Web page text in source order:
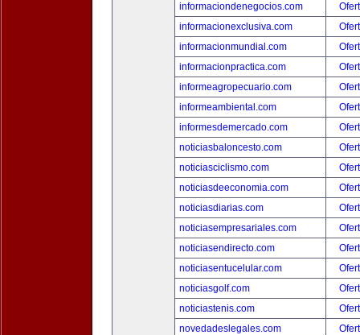
informaciondenegocios.com
informacionexclusiva.com
informacionmundial.com
informacionpractica.com
informeagropecuario.com
informeambiental.com
informesdemercado.com
noticiasbaloncesto.com
noticiasciclismo.com
noticiasdeeconomia.com
noticiasdiarias.com
noticiasempresariales.com
noticiasendirecto.com
noticiasentucelular.com
noticiasgolf.com
noticiastenis.com
novedadeslegales.com